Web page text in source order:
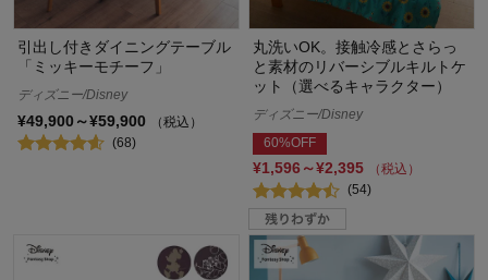
引出し付きダイニングテーブル
「ミッキーモチーフ」
ディズニー/Disney
¥49,900～¥59,900
（税込）
(68)
丸洗いOK。接触冷感とさらっ
と素材のリバーシブルキルトケ
ット（選べるキャラクター）
ディズニー/Disney
60%OFF
¥1,596～¥2,395
（税込）
(54)